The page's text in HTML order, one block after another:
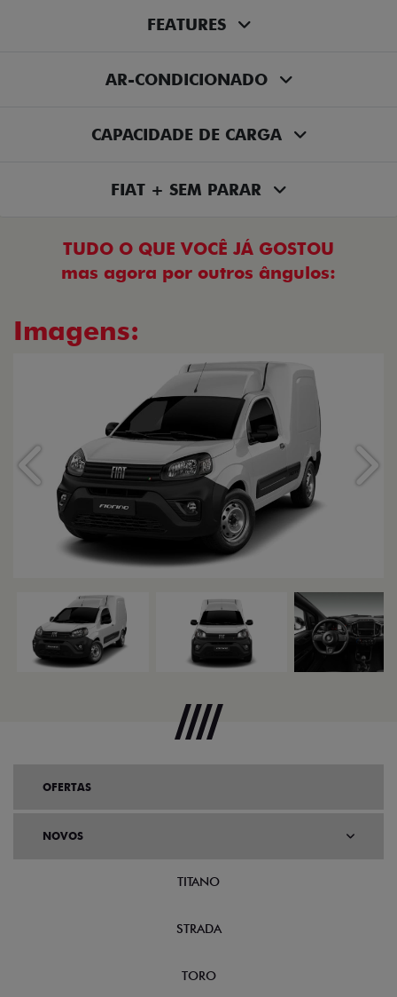
FEATURES
AR-CONDICIONADO
CAPACIDADE DE CARGA
FIAT + SEM PARAR
TUDO O QUE VOCÊ JÁ GOSTOU
mas agora por outros ângulos:
Imagens:
Anterior
OFERTAS
NOVOS
TITANO
STRADA
TORO